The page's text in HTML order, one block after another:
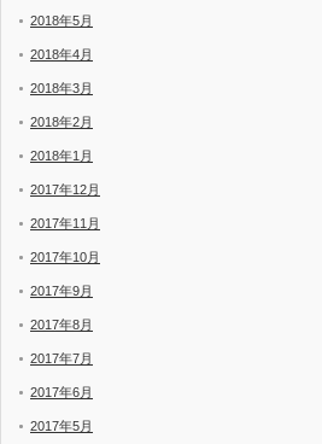
2018年5月
2018年4月
2018年3月
2018年2月
2018年1月
2017年12月
2017年11月
2017年10月
2017年9月
2017年8月
2017年7月
2017年6月
2017年5月